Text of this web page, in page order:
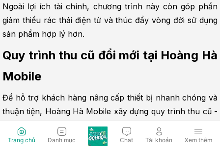
Ngoài lợi ích tài chính, chương trình này còn góp phần
giảm thiểu rác thải điện tử và thúc đẩy vòng đời sử dụng
sản phẩm hợp lý hơn.
Quy trình thu cũ đổi mới tại Hoàng Hà
Mobile
Để hỗ trợ khách hàng nâng cấp thiết bị nhanh chóng và
thuận tiện, Hoàng Hà Mobile xây dựng quy trình thu cũ -
đổi mới rõ ràng, chuyên nghiệp. Mỗi bước đều được thực
hiện minh bạch nhằm đảm bảo quyền lợi tối đa cho
Trang chủ Danh mục Chat Tài khoản Xem thêm